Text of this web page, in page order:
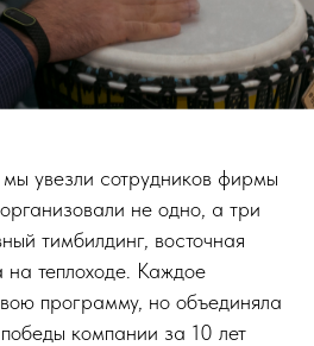
увезли сотрудников фирмы
не одно, а три
тимбилдинг, восточная
на теплоходе. Каждое
программу, но объединяла
компании за 10 лет